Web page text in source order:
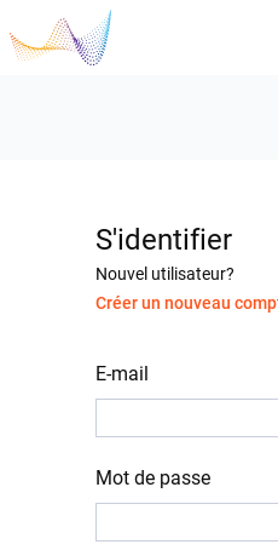
S'identifier
Nouvel utilisateur?
Créer un nouveau
E-mail
Mot de passe